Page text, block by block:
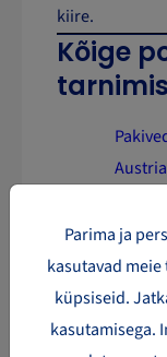
kiire.
Kõige
Eestis
Parima ja
kasutavad
küpsiseid.
kasutamisega.